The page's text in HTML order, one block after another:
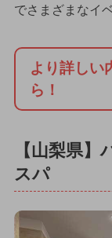
でさまざまなイ
より詳しい
ら！
【山梨県
スパ